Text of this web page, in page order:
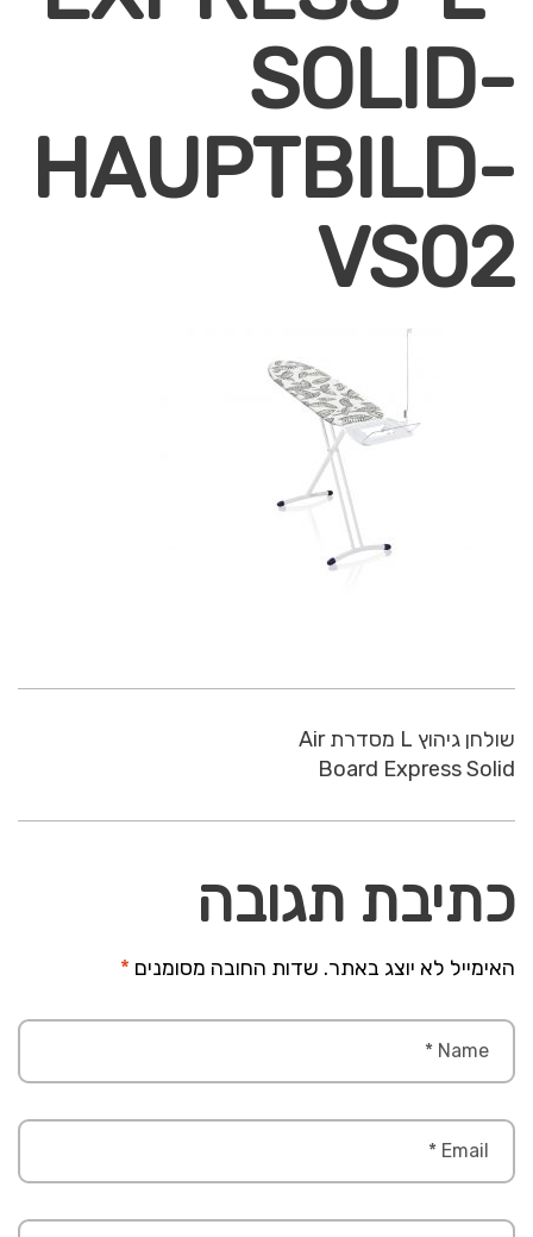
SOLID-
HAUPTBILD-
VS02
שולחן גיהוץ L מסדרת Air
Board Express Solid
כתיבת תגובה
האימייל לא יוצג באתר. שדות החובה מסומנים *